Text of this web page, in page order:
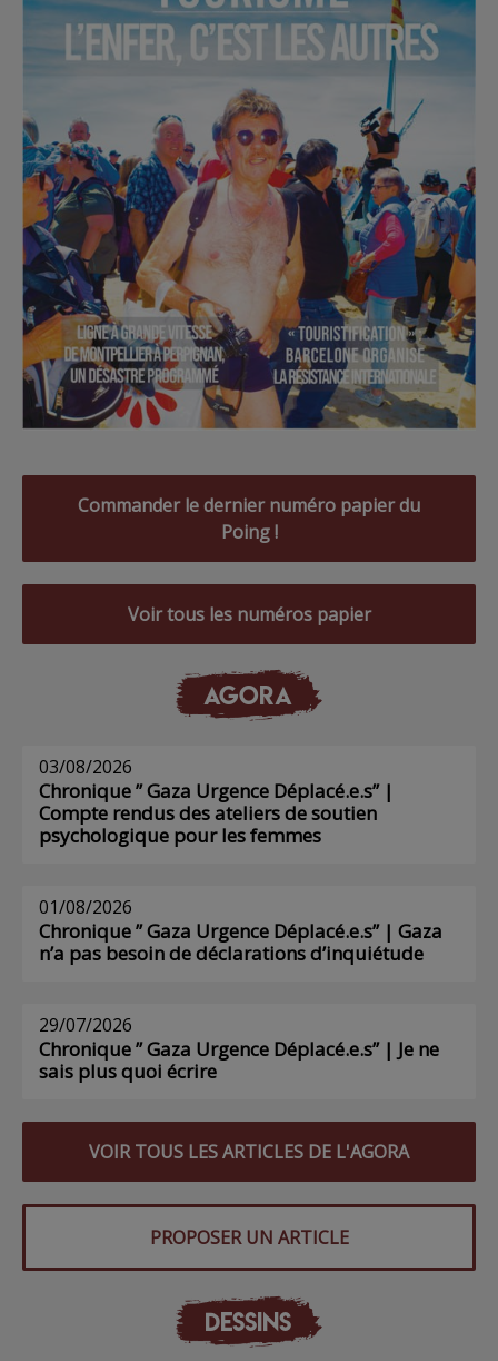
Commander le dernier numéro papier du
Poing !
Voir tous les numéros papier
AGORA
03/08/2026
Chronique ” Gaza Urgence Déplacé.e.s” |
Compte rendus des ateliers de soutien
psychologique pour les femmes
01/08/2026
Chronique ” Gaza Urgence Déplacé.e.s” | Gaza
n’a pas besoin de déclarations d’inquiétude
29/07/2026
Chronique ” Gaza Urgence Déplacé.e.s” | Je ne
sais plus quoi écrire
VOIR TOUS LES ARTICLES DE L'AGORA
PROPOSER UN ARTICLE
DESSINS